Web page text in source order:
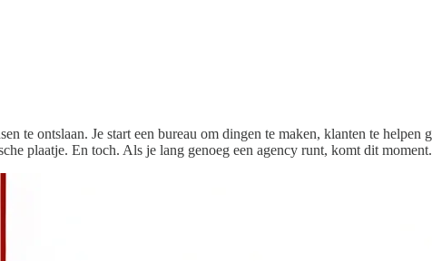
te ontslaan. Je start een bureau om dingen te maken, klanten te helpen
plaatje. En toch. Als je lang genoeg een agency runt, komt dit